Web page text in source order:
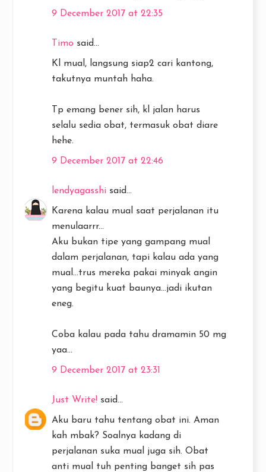
9 December 2017 at 22:35
Timo said...
Kl mual, langsung siap2 cari kantong,
takutnya muntah haha.
Tp emang bener sih, kl jalan harus
selalu sedia obat, termasuk obat diare
hehe.
9 December 2017 at 22:46
lendyagasshi said...
Karena kalau mual saat perjalanan itu
menulaarrr...
Aku bukan tipe yang gampang mual
dalam perjalanan, tapi kalau ada yang
mual...trus mereka pakai minyak angin
yang begitu kuat baunya...jadi ikutan
eneg.
Coba kalau pada tahu dramamin 50 mg
yaa...
9 December 2017 at 23:31
Just Write! said...
Aku baru tahu tentang obat ini. Aman
kah mbak? Soalnya kadang di
perjalanan suka mual juga sih. Obat
anti mual tuh penting banget sih pas